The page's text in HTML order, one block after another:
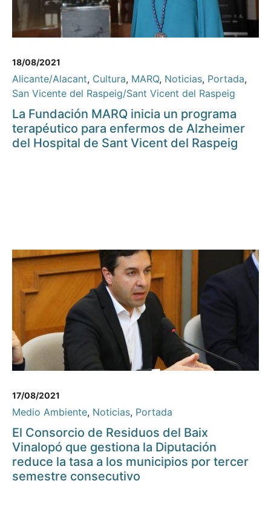
18/08/2021
Alicante/Alacant, Cultura, MARQ, Noticias, Portada,
San Vicente del Raspeig/Sant Vicent del Raspeig
La Fundación MARQ inicia un programa
terapéutico para enfermos de Alzheimer
del Hospital de Sant Vicent del Raspeig
17/08/2021
Medio Ambiente, Noticias, Portada
El Consorcio de Residuos del Baix
Vinalopó que gestiona la Diputación
reduce la tasa a los municipios por tercer
semestre consecutivo